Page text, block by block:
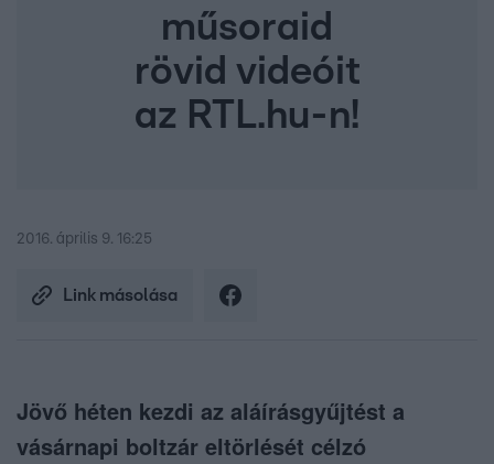
műsoraid
rövid videóit
az RTL.hu-n!
2016. április 9. 16:25
Link másolása
Jövő héten kezdi az aláírásgyűjtést a
vásárnapi boltzár eltörlését célzó